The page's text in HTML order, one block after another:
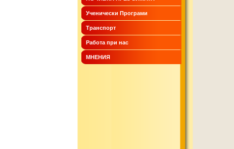
Ученически Програми
Транспорт
Работа при нас
МНЕНИЯ